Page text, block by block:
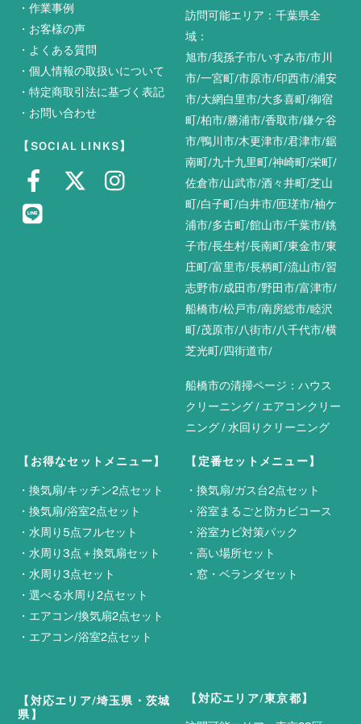
・作業事例
・ お客様の声
・ よくある質問
・個人情報の取扱いについて
・特定商取引法に基づく表記
・ お問い合わせ
【SOCIAL LINKS】
訪問可能エリア：千葉県全
域：
旭市/我孫子市/いすみ市/市川
市/一宮町/市原市/印西市/浦安
市/大網白里市/大多喜町/御宿
町/柏市/勝浦市/香取市/鎌ケ谷
市/鴨川市/木更津市/君津市/鋸
南町/九十九里町/神崎町/栄町/
佐倉市/山武市/酒々井町/芝山
町/白子町/白井市/匝瑳市/袖ケ
浦市/多古町/館山市/千葉市/銚
子市/長生村/長南町/東金市/東
庄町/富里市/長柄町/流山市/習
志野市/成田市/野田市/富津市/
船橋市/松戸市/南房総市/睦沢
町/茂原市/八街市/八千代市/横
芝光町/四街道市/
船橋市の清掃ページ：ハウス
クリーニング/ エアコンクリー
ニング/水回りクリーニング
【お得なセットメニュー】
・換気扇/キッチン2点セット
・換気扇/浴室2点セット
・水周り5点フルセット
・水周り3点＋換気扇セット
・水周り3点セット
・選べる水周り2点セット
・ エアコン/換気扇2点セット
・ エアコン/浴室2点セット
【対応エリア/埼玉県・茨城
県】
【定番セットメニュー】
・換気扇/ガス台2点セット
・浴室まるごと防カビコース
・浴室カビ対策パック
・高い場所セット
・ 窓・ベランダセット
【対応エリア/東京都】